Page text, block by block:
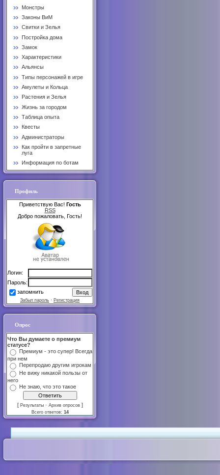
Монстры
Законы ВиМ
Свитки и Зелья
Постройка дома
Замок
Характеристики
Альянсы
Типы персонажей в игре
Амулеты и Кольца
Растения и Зелья
Жизнь за городом
Таблица опыта
Квесты
Администраторы
Как пройти в запретные
луга
Информация по ботам
Профиль
Приветствую Вас! Гость
RSS
Добро пожаловать, Гость!
Логин:
Пароль:
запомнить
Забыл пароль · Регистрация
Опрос
Что Вы думаете о премиум
статусе?
Премиум - это супер! Всегда
при нем
Перепродаю другим игрокам
Не вижу никакой пользы от
него
Не знаю, что это такое
[ Результаты · Архив опросов ]
Всего ответов: 14